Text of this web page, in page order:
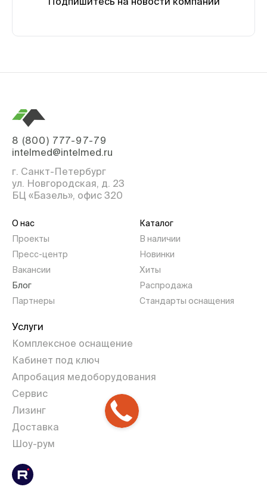
8 (800) 777-97-79
intelmed@intelmed.ru
г. Санкт-Петербург
ул. Новгородская, д. 23
БЦ «Базель», офис 320
О нас
Проекты
Пресс-центр
Вакансии
Блог
Партнеры
Каталог
В наличии
Новинки
Хиты
Распродажа
Стандарты оснащения
Услуги
Комплексное оснащение
Кабинет под ключ
Апробация медоборудования
Сервис
Лизинг
Доставка
Шоу-рум